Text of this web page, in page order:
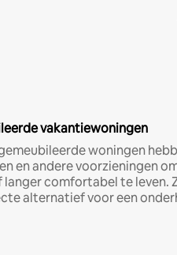
vakantiewoningen
woningen
en andere voorzieningen
langer comfortabel te leven.
alternatief voor een